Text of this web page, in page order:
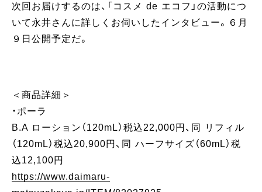
次回お届けするのは、「コスメ de エコフ」の活動につ
いて永井さんに詳しくお伺いしたインタビュー。６月
９日公開予定だ。
＜商品詳細＞
・ポーラ
B.A ローション（120mL）税込22,000円、同 リフィル
（120mL）税込20,900円、同 ハーフサイズ（60mL）税
込12,100円
https://www.daimaru-